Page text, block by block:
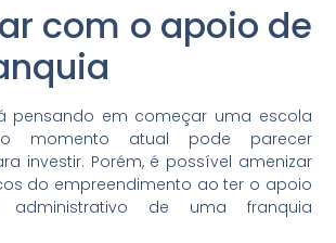
com o apoio de
pensando em começar uma escola
momento atual pode parecer
investir. Porém, é possível amenizar
do empreendimento ao ter o apoio
administrativo de uma franquia